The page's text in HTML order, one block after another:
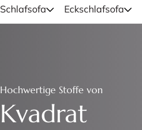
Schlafsofa Eckschlafsofa
Hochwertige Stoffe von
Kvadrat